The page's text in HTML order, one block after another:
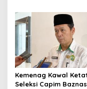
Kemenag Kawal
Seleksi Capim